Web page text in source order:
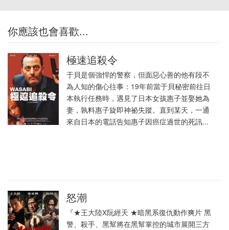
你應該也會喜歡...
極速追殺令
于貝是個強悍的警察，但面惡心善的他有段不
為人知的傷心往事：19年前當于貝秘密前往日
本執行任務時，遇見了日本女孩惠子並娶她為
妻，孰料惠子旋即神祕失蹤。直到某天，一通
來自日本的電話告知惠子因癌症過世的死訊...
怒潮
『★王大陸X阮經天 ★暗黑系復仇動作爽片 黑
警、殺手、黑幫將在黑幫掌控的城市展開三方